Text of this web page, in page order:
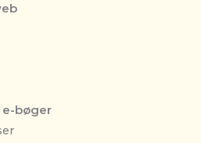
e-bøger